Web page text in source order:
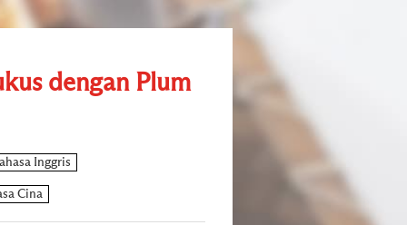
dengan Plum